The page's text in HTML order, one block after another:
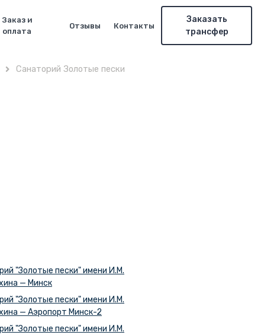
Заказ и
оплата
Отзывы Контакты
Заказать
трансфер
 Санаторий Золотые пески
"Золотые пески" имени И.М.
— Минск
"Золотые пески" имени И.М.
— Аэропорт Минск-2
"Золотые пески" имени И.М.